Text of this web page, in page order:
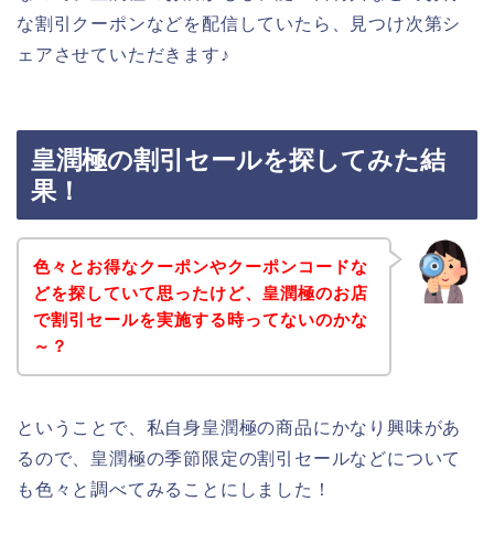
な割引クーポンなどを配信していたら、見つけ次第シ
ェアさせていただきます♪
皇潤極の割引セールを探してみた結
果！
色々とお得なクーポンやクーポンコードな
どを探していて思ったけど、皇潤極のお店
で割引セールを実施する時ってないのかな
～？
ということで、私自身皇潤極の商品にかなり興味があ
るので、皇潤極の季節限定の割引セールなどについて
も色々と調べてみることにしました！